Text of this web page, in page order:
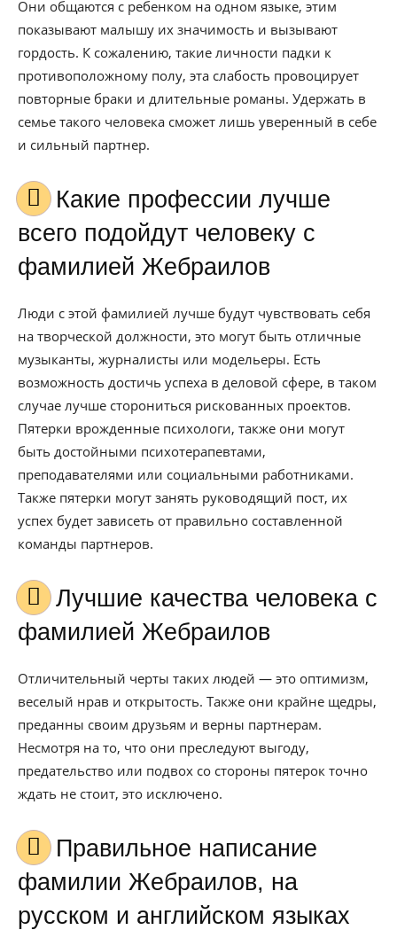
Они общаются с ребенком на одном языке, этим
показывают малышу их значимость и вызывают
гордость. К сожалению, такие личности падки к
противоположному полу, эта слабость провоцирует
повторные браки и длительные романы. Удержать в
семье такого человека сможет лишь уверенный в себе
и сильный партнер.
Какие профессии лучше
всего подойдут человеку с
фамилией Жебраилов
Люди с этой фамилией лучше будут чувствовать себя
на творческой должности, это могут быть отличные
музыканты, журналисты или модельеры. Есть
возможность достичь успеха в деловой сфере, в таком
случае лучше сторониться рискованных проектов.
Пятерки врожденные психологи, также они могут
быть достойными психотерапевтами,
преподавателями или социальными работниками.
Также пятерки могут занять руководящий пост, их
успех будет зависеть от правильно составленной
команды партнеров.
Лучшие качества человека с
фамилией Жебраилов
Отличительный черты таких людей — это оптимизм,
веселый нрав и открытость. Также они крайне щедры,
преданны своим друзьям и верны партнерам.
Несмотря на то, что они преследуют выгоду,
предательство или подвох со стороны пятерок точно
ждать не стоит, это исключено.
Правильное написание
фамилии Жебраилов, на
русском и английском языках